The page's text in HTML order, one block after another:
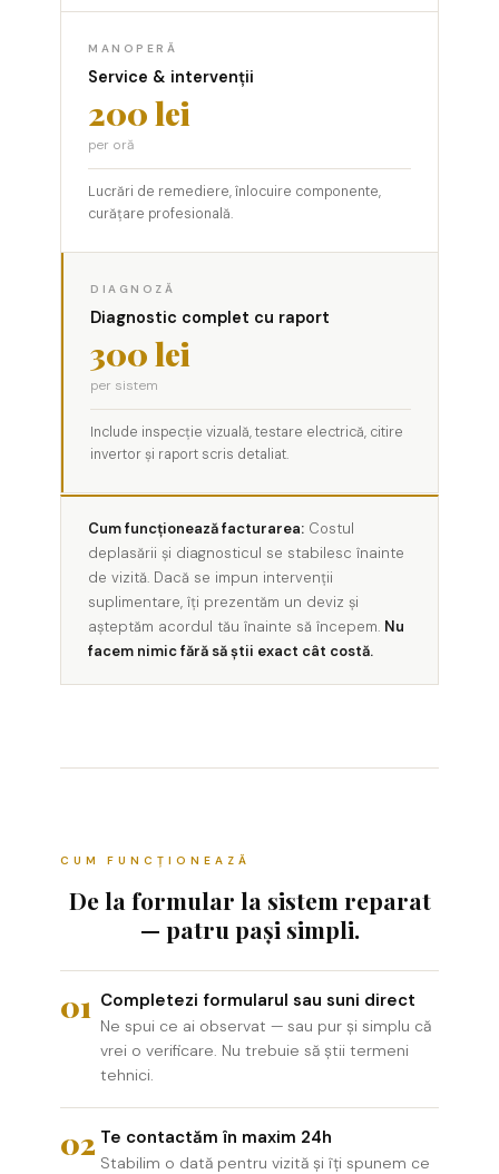
MANOPERĂ
Service & intervenții
200 lei
per oră
Lucrări de remediere, înlocuire componente,
curățare profesională.
DIAGNOZĂ
Diagnostic complet cu raport
300 lei
per sistem
Include inspecție vizuală, testare electrică, citire
invertor și raport scris detaliat.
Cum funcționează facturarea: Costul
deplasării și diagnosticul se stabilesc înainte
de vizită. Dacă se impun intervenții
suplimentare, îți prezentăm un deviz și
așteptăm acordul tău înainte să începem. Nu
facem nimic fără să știi exact cât costă.
CUM FUNCȚIONEAZĂ
De la formular la sistem reparat
— patru pași simpli.
01 Completezi formularul sau suni direct
Ne spui ce ai observat — sau pur și simplu că
vrei o verificare. Nu trebuie să știi termeni
tehnici.
02 Te contactăm în maxim 24h
Stabilim o dată pentru vizită și îți spunem ce